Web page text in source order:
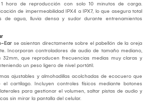
hora de reproducción con solo 10 minutos de carga.
de impermeabilidad IPX4 a IPX7, lo que asegura total
de agua, lluvia densa y sudor durante entrenamientos
Ear se asientan directamente sobre el pabellón de la oreja
Incorporan controladores de audio de tamaño mediano,
32mm, que reproducen frecuencias medias muy claras y
un peso ligero de nivel portátil.
ajustables y almohadillas acolchadas de ecocuero que
cartílago. Incluyen controles físicos mediante botones
para gestionar el volumen, saltar pistas de audio y
sin mirar la pantalla del celular.